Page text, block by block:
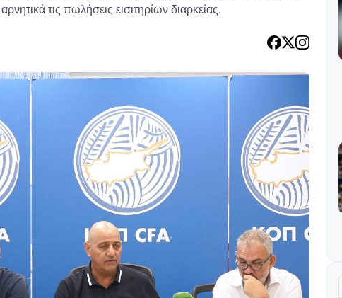
τις πωλήσεις εισιτηρίων διαρκείας.